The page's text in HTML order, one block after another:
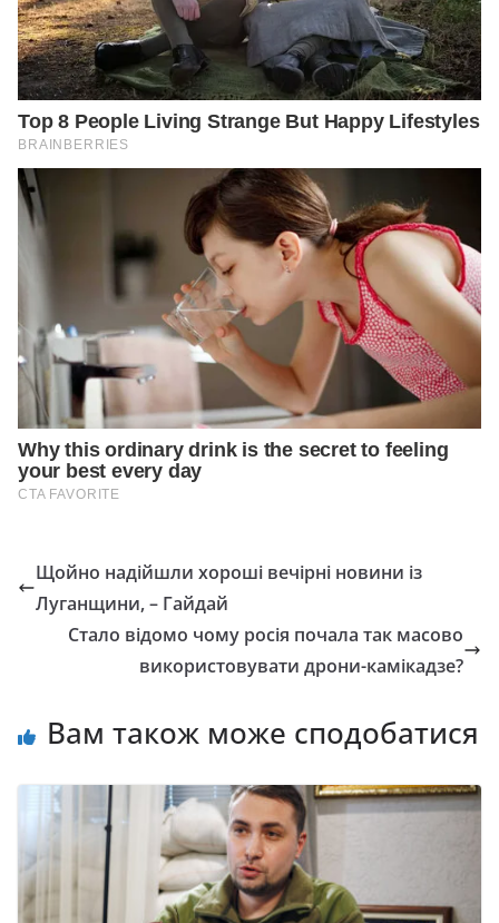
Щойно надійшли хороші вечірні новини із
Луганщини, – Гайдай
Стало відомо чому росія почала так масово
використовувати дрони-камікадзе?
Вам також може сподобатися